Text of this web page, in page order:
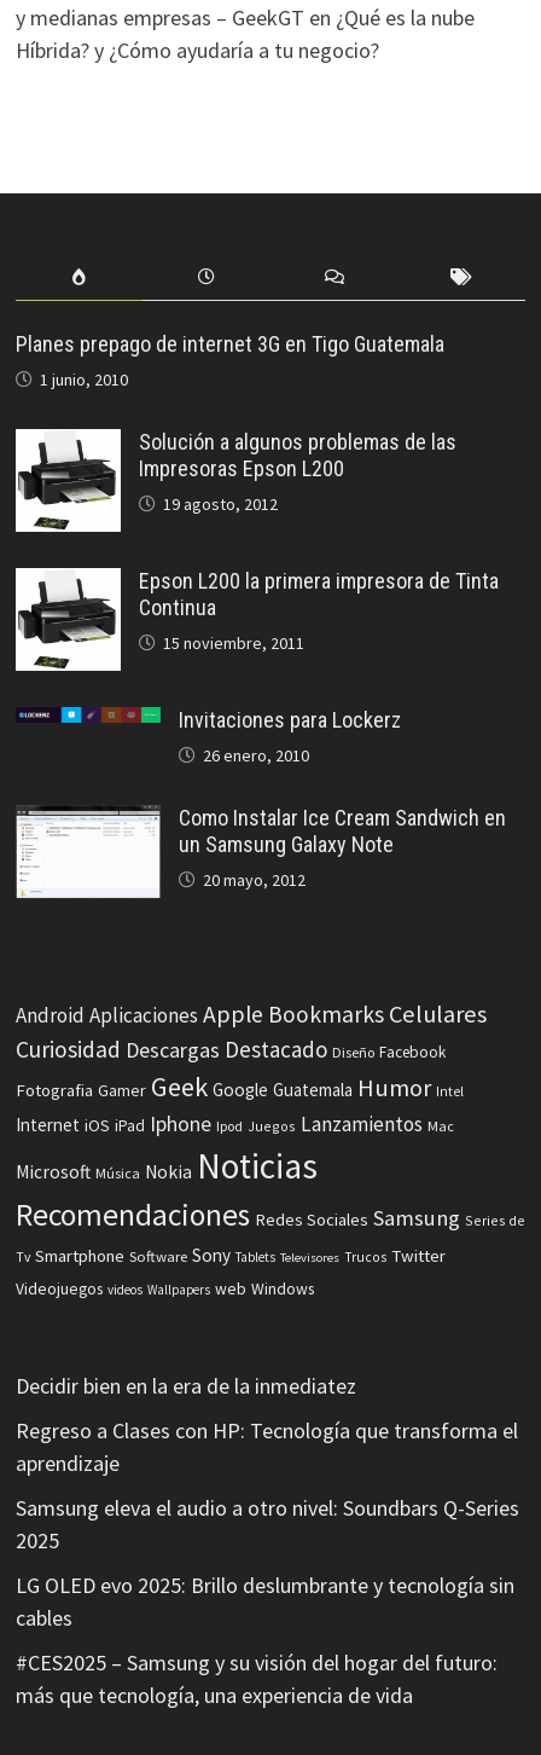
y medianas empresas – GeekGT en ¿Qué es la nube
Híbrida? y ¿Cómo ayudaría a tu negocio?
Planes prepago de internet 3G en Tigo Guatemala
1 junio, 2010
Solución a algunos problemas de las
Impresoras Epson L200
19 agosto, 2012
Epson L200 la primera impresora de Tinta
Continua
15 noviembre, 2011
Invitaciones para Lockerz
26 enero, 2010
Como Instalar Ice Cream Sandwich en
un Samsung Galaxy Note
20 mayo, 2012
Android Aplicaciones Apple Bookmarks Celulares
Curiosidad Descargas Destacado Diseño Facebook
Fotografia Gamer Geek Google Guatemala Humor Intel
Internet iOS iPad Iphone Ipod Juegos Lanzamientos Mac
Microsoft Música Nokia Noticias
Recomendaciones Redes Sociales Samsung Series de
Tv Smartphone Software Sony Tablets Televisores Trucos Twitter
Videojuegos videos Wallpapers web Windows
Decidir bien en la era de la inmediatez
Regreso a Clases con HP: Tecnología que transforma el
aprendizaje
Samsung eleva el audio a otro nivel: Soundbars Q-Series
2025
LG OLED evo 2025: Brillo deslumbrante y tecnología sin
cables
#CES2025 – Samsung y su visión del hogar del futuro:
más que tecnología, una experiencia de vida